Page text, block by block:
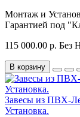
Монтаж и
Гарантией под
115 000.00 р. Без
В корзину
Завесы из ПВХ-
Установка.